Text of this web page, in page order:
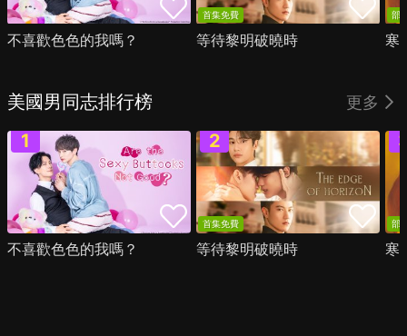
不喜歡色色的我嗎？
首集免費
等待黎明破曉時
部
寒
美國男同志排行榜 更多
不喜歡色色的我嗎？
首集免費
等待黎明破曉時
部
寒